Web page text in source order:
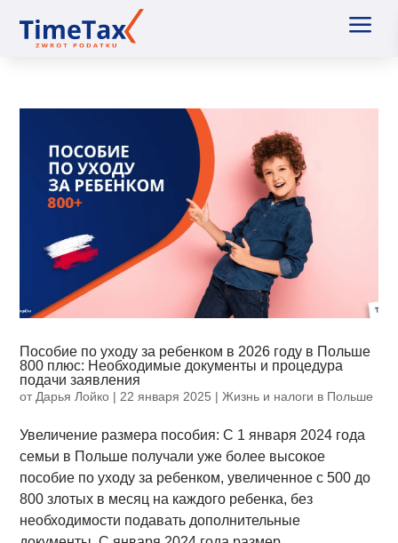
a
Пособие по уходу за ребенком в 2026 году в Польше
800 плюс: Необходимые документы и процедура
подачи заявления
от Дарья Лойко | 22 января 2025 |Жизнь и налоги в Польше
Увеличение размера пособия: С 1 января 2024 года
семьи в Польше получали уже более высокое
пособие по уходу за ребенком, увеличенное с 500 до
800 злотых в месяц на каждого ребенка, без
необходимости подавать дополнительные